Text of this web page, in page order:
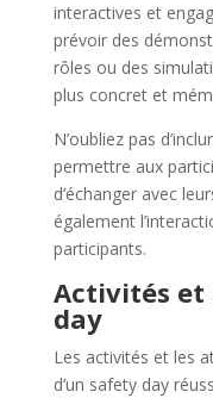
interactives et
prévoir des
rôles ou des
plus concret et
N’oubliez pas
permettre aux
d’échanger avec
également
participants.
Activités et
day
Les activités et les
d’un safety day